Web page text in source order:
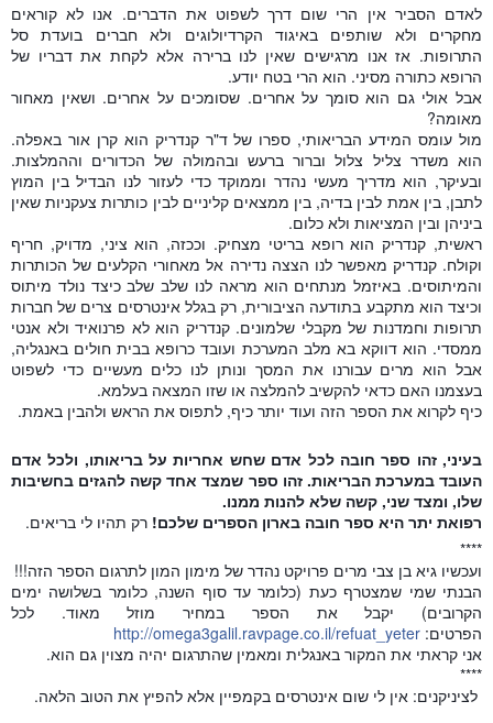
לאדם הסביר אין הרי שום דרך לשפוט את הדברים. אנו לא קוראים
מחקרים ולא שותפים באיגוד הקרדיולוגים ולא חברים בועדת סל
התרופות. אז אנו מרגישים שאין לנו ברירה אלא לקחת את דבריו של
הרופא כתורה מסיני. הוא הרי בטח יודע.
אבל אולי גם הוא סומך על אחרים. שסומכים על אחרים. ושאין מאחור
מאומה?
מול עומס המידע הבריאותי, ספרו של ד"ר קנדריק הוא קרן אור באפלה.
הוא משדר צליל צלול וברור ברעש ובהמולה של הכדורים וההמלצות.
ובעיקר, הוא מדריך מעשי נהדר וממוקד כדי לעזור לנו הבדיל בין המוץ
לתבן, בין אמת לבין בדיה, בין ממצאים קליניים לבין כותרות צעקניות שאין
ביניהן ובין המציאות ולא כלום.
ראשית, קנדריק הוא רופא בריטי מצחיק. וככזה, הוא ציני, מדויק, חריף
וקולח. קנדריק מאפשר לנו הצצה נדירה אל מאחורי הקלעים של הכותרות
והמיתוסים. באיזמל מנתחים הוא מראה לנו שלב שלב כיצד נולד מיתוס
וכיצד הוא מתקבע בתודעה הציבורית, רק בגלל אינטרסים צרים של חברות
תרופות וחמדנות של מקבלי שלמונים. קנדריק הוא לא פרנואיד ולא אנטי
ממסדי. הוא דווקא בא מלב המערכת ועובד כרופא בבית חולים באנגליה,
אבל הוא מרים עבורנו את המסך ונותן לנו כלים מעשיים כדי לשפוט
בעצמנו האם כדאי להקשיב להמלצה או שזו המצאה בעלמא.
כיף לקרוא את הספר הזה ועוד יותר כיף, לתפוס את הראש ולהבין באמת.
בעיני, זהו ספר חובה לכל אדם שחש אחריות על בריאותו, ולכל אדם
העובד במערכת הבריאות. זהו ספר שמצד אחד קשה להגזים בחשיבות
שלו, ומצד שני, קשה שלא להנות ממנו.
רפואת יתר היא ספר חובה בארון הספרים שלכם! רק תהיו לי בריאים.
****
ועכשיו גיא בן צבי מרים פרויקט נהדר של מימון המון לתרגום הספר הזה!!!
הבנתי שמי שמצטרף כעת (כלומר עד סוף השנה, כלומר בשלושה ימים
הקרובים) יקבל את הספר במחיר מוזל מאוד. לכל
הפרטים: http://omega3galil.ravpage.co.il/refuat_yeter
אני קראתי את המקור באנגלית ומאמין שהתרגום יהיה מצוין גם הוא.
****
לציניקנים: אין לי שום אינטרסים בקמפיין אלא להפיץ את הטוב הלאה.